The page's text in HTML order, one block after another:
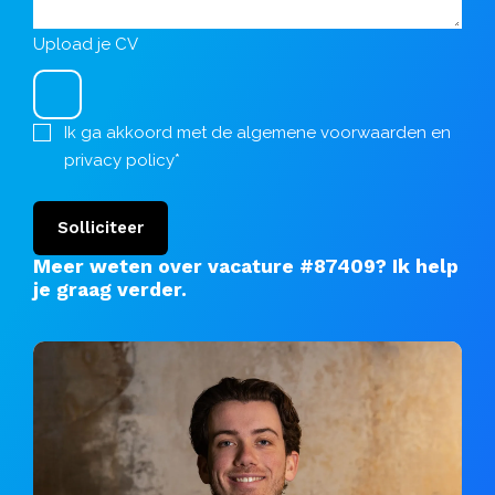
Upload je CV
Ik ga akkoord met de algemene voorwaarden en
privacy policy*
Solliciteer
Meer weten over vacature #87409? Ik help
je graag verder.